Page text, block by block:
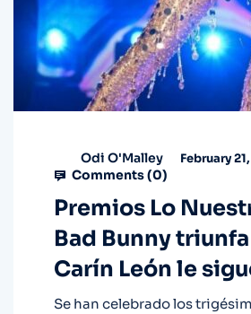
Odi O'Malley February
Comments (0)
Premios Lo
Bad Bunny
Carín León le
Se han celebrado los